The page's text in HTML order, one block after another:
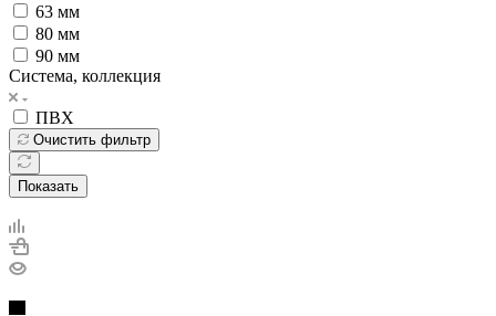
63 мм
80 мм
90 мм
Система, коллекция
ПВХ
Очистить фильтр
Показать